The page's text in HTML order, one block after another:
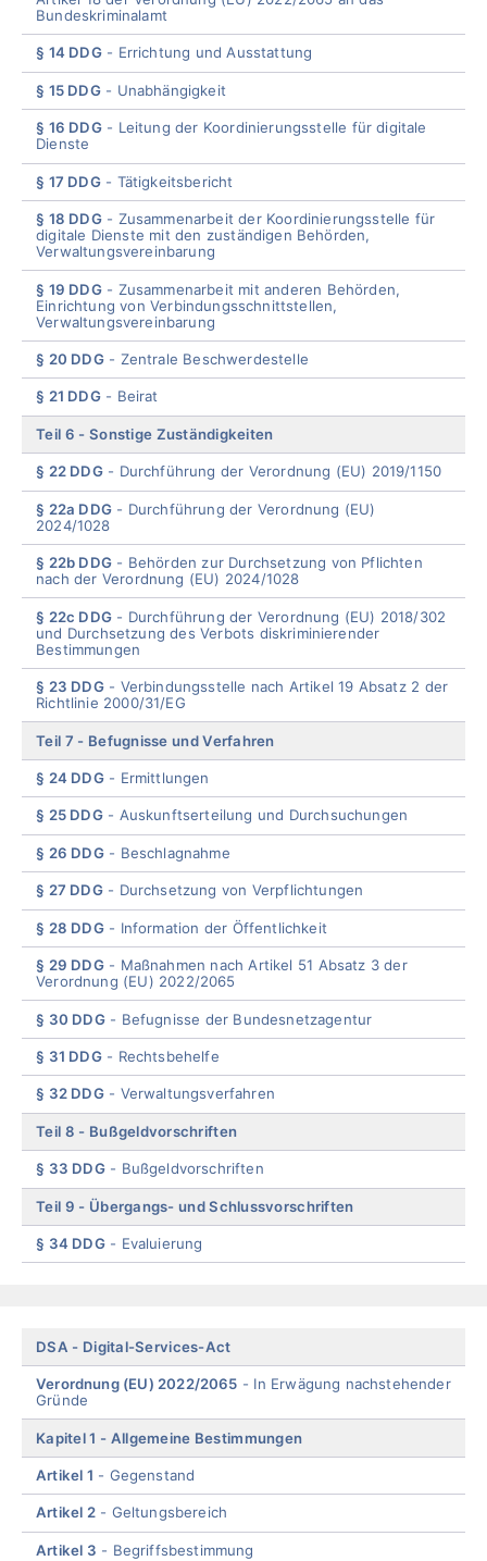
Bundeskriminalamt
§ 14 DDG Errichtung und Ausstattung
§ 15 DDG Unabhängigkeit
§ 16 DDG
Leitung der Koordinierungsstelle für digitale
Dienste
§ 17 DDG Tätigkeitsbericht
§ 18 DDG
Zusammenarbeit der Koordinierungsstelle für
digitale Dienste mit den zuständigen Behörden,
Verwaltungsvereinbarung
§ 19 DDG
Zusammenarbeit mit anderen Behörden,
Einrichtung von Verbindungsschnittstellen,
Verwaltungsvereinbarung
§ 20 DDG Zentrale Beschwerdestelle
§ 21 DDG Beirat
Teil 6 Sonstige Zuständigkeiten
§ 22 DDG Durchführung der Verordnung (EU) 2019/1150
§ 22a DDG
Durchführung der Verordnung (EU)
2024/1028
§ 22b DDG
Behörden zur Durchsetzung von Pflichten
nach der Verordnung (EU) 2024/1028
§ 22c DDG
Durchführung der Verordnung (EU) 2018/302
und Durchsetzung des Verbots diskriminierender
Bestimmungen
§ 23 DDG
Verbindungsstelle nach Artikel 19 Absatz 2 der
Richtlinie 2000/31/EG
Teil 7 Befugnisse und Verfahren
§ 24 DDG Ermittlungen
§ 25 DDG Auskunftserteilung und Durchsuchungen
§ 26 DDG Beschlagnahme
§ 27 DDG Durchsetzung von Verpflichtungen
§ 28 DDG Information der Öffentlichkeit
§ 29 DDG
Maßnahmen nach Artikel 51 Absatz 3 der
Verordnung (EU) 2022/2065
§ 30 DDG Befugnisse der Bundesnetzagentur
§ 31 DDG Rechtsbehelfe
§ 32 DDG Verwaltungsverfahren
Teil 8 Bußgeldvorschriften
§ 33 DDG Bußgeldvorschriften
Teil 9 Übergangs- und Schlussvorschriften
§ 34 DDG Evaluierung
Skip
menu
DSA Digital-Services-Act
Verordnung (EU) 2022/2065
In Erwägung nachstehender
Gründe
Kapitel 1 Allgemeine Bestimmungen
Artikel 1 Gegenstand
Artikel 2 Geltungsbereich
Artikel 3 Begriffsbestimmung